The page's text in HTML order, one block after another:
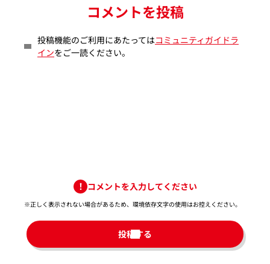
コメントを投稿
投稿機能のご利用にあたってはコミュニティガイドラ
インをご一読ください。
コメントを入力してください
※正しく表示されない場合があるため、環境依存文字の使用はお控えください。​
投稿する